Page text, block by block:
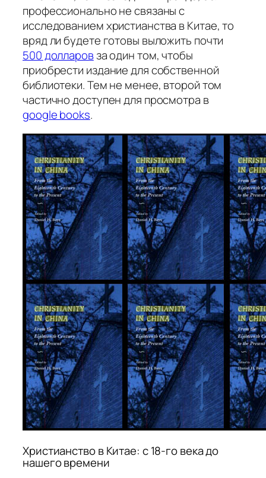
профессионально не связаны с
исследованием христианства в Китае, то
вряд ли будете готовы выложить почти
500 долларовза один том, чтобы
приобрести издание для собственной
библиотеки. Тем не менее, второй том
частично доступен для просмотра в
google books.
Христианство в Китае: с 18-го века до
нашего времени